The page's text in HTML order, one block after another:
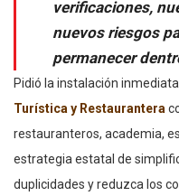
verificaciones,
nuevos riesgos
permanecer
Pidió la instalación
Turística y Restaurantera
restauranteros, academia,
estrategia estatal de
duplicidades y reduzca los